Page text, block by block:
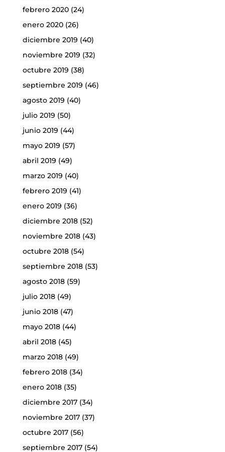
febrero 2020(24)
enero 2020(26)
diciembre 2019 (40)
noviembre 2019 (32)
octubre 2019 (38)
septiembre 2019 (46)
agosto 2019 (40)
julio 2019 (50)
junio 2019 (44)
mayo 2019 (57)
abril 2019 (49)
marzo 2019 (40)
febrero 2019 (41)
enero 2019 (36)
diciembre 2018(52)
noviembre 2018(43)
octubre 2018(54)
septiembre 2018(53)
agosto 2018(59)
julio 2018(49)
junio 2018(47)
mayo 2018(44)
abril 2018(45)
marzo 2018(49)
febrero 2018(34)
enero 2018(35)
diciembre 2017(34)
noviembre 2017(37)
octubre 2017(56)
septiembre 2017(54)